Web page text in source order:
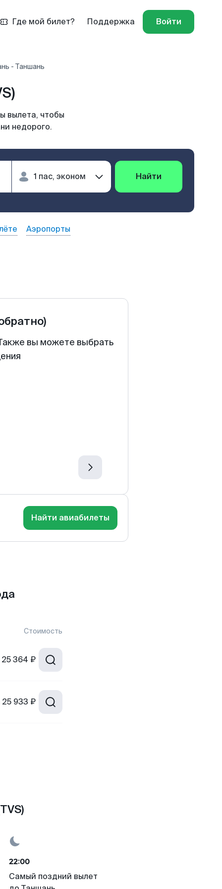
Где мой билет? Поддержка Войти
- Таншань
вылета, чтобы
недорого.
Найти
Аэропорты
вы можете выбрать
Найти авиабилеты
Стоимость
25 364 ₽
25 933 ₽
22:00
Самый поздний вылет